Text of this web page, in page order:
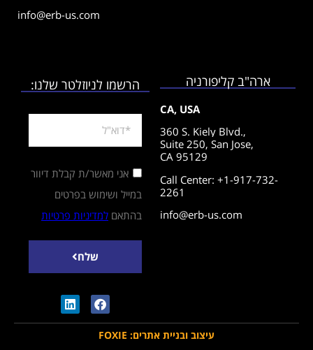
info@erb-us.com
ארה"ב קליפורניה
CA, USA
360 S. Kiely Blvd.,
Suite 250, San Jose,
CA 95129
Call Center: +1-917-732-
2261
info@erb-us.com
הרשמו לניוזלטר שלנו:
אני מאשר/ת קבלת דיוור
במייל ושימוש בפרטים
בהתאם למדיניות פרטיות
שלח
עיצוב ובניית אתרים: FOXIE